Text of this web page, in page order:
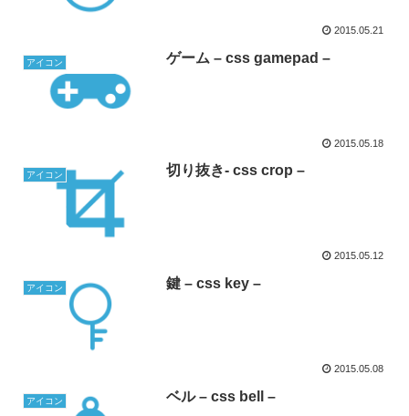
2015.05.21
アイコン ゲーム – css gamepad –
2015.05.18
アイコン 切り抜き- css crop –
2015.05.12
アイコン 鍵 – css key –
2015.05.08
アイコン ベル – css bell –